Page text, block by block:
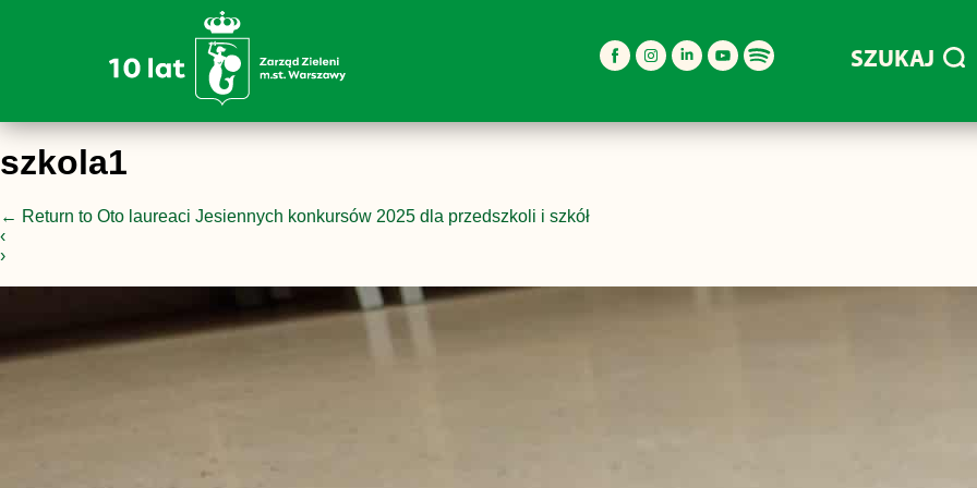
SZUKAJ
szkola1
← Return to Oto laureaci Jesiennych konkursów 2025 dla przedszkoli i szkół
‹
›